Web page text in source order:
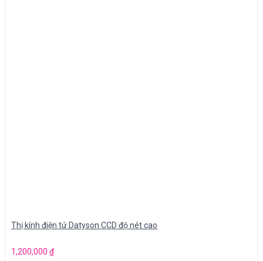
Thị kính điện tử Datyson CCD độ nét cao
1,200,000 ₫